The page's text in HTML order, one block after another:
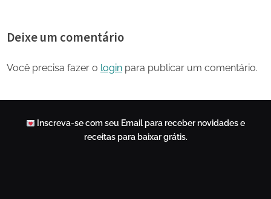
X
Deixe um comentário
Você precisa fazer o login para publicar um comentário.
Inscreva-se com seu Email para receber novidades e
receitas para baixar grátis.